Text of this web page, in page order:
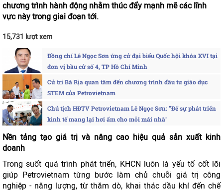
chương trình hành động nhằm thúc đẩy mạnh mẽ các lĩnh
vực này trong giai đoạn tới.
15,731 lượt xem
Đồng chí Lê Ngọc Sơn ứng cử đại biểu Quốc hội khóa XVI tại
đơn vị bầu cử số 4, TP Hồ Chí Minh
Cử tri Bà Rịa quan tâm đến chương trình đầu tư giáo dục
STEM của Petrovietnam
Chủ tịch HĐTV Petrovietnam Lê Ngọc Sơn: "Để sự phát triển
kinh tế mang lại hơi ấm cho mỗi mái nhà"
Nền tảng tạo giá trị và nâng cao hiệu quả sản xuất kinh
doanh
Trong suốt quá trình phát triển, KHCN luôn là yếu tố cốt lõi
giúp Petrovietnam từng bước làm chủ chuỗi giá trị công
nghiệp - năng lượng, từ thăm dò, khai thác dầu khí đến chế